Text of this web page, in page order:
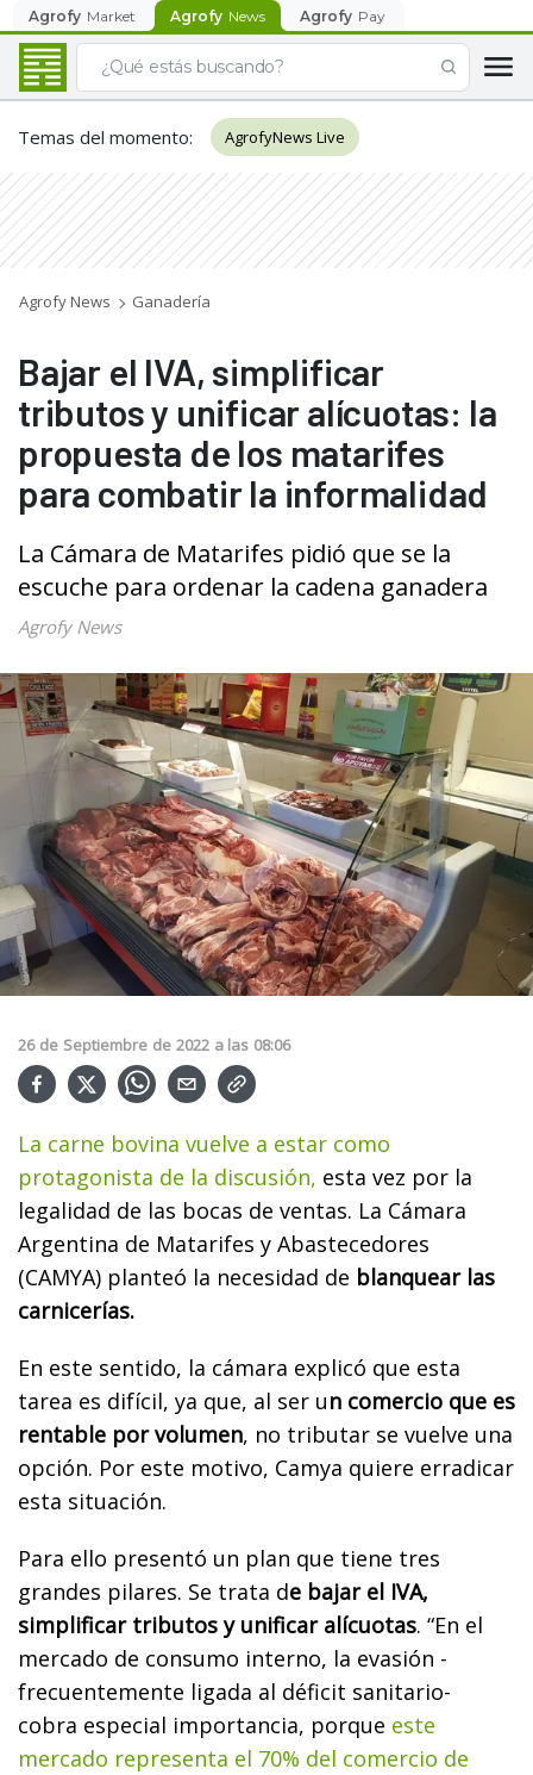
Agrofy Market Agrofy News Agrofy Pay
Temas del momento: AgrofyNews Live
Agrofy News Ganadería
Bajar el IVA, simplificar
tributos y unificar alícuotas: la
propuesta de los matarifes
para combatir la informalidad
La Cámara de Matarifes pidió que se la
escuche para ordenar la cadena ganadera
Agrofy News
26 de Septiembre de 2022 a las 08:06
La carne bovina vuelve a estar como
protagonista de la discusión, esta vez por la
legalidad de las bocas de ventas. La Cámara
Argentina de Matarifes y Abastecedores
(CAMYA) planteó la necesidad de blanquear las
carnicerías.
En este sentido, la cámara explicó que esta
tarea es difícil, ya que, al ser un comercio que es
rentable por volumen, no tributar se vuelve una
opción. Por este motivo, Camya quiere erradicar
esta situación.
Para ello presentó un plan que tiene tres
grandes pilares. Se trata de bajar el IVA,
simplificar tributos y unificar alícuotas. “En el
mercado de consumo interno, la evasión -
frecuentemente ligada al déficit sanitario-
cobra especial importancia, porque este
mercado representa el 70% del comercio de